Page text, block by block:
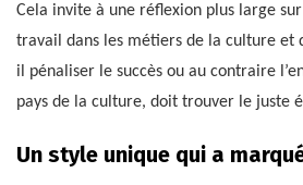
Cela invite à une réflexion plus large
travail dans les métiers de la culture et
il pénaliser le succès ou au contraire
pays de la culture, doit trouver le juste
Un style unique qui a